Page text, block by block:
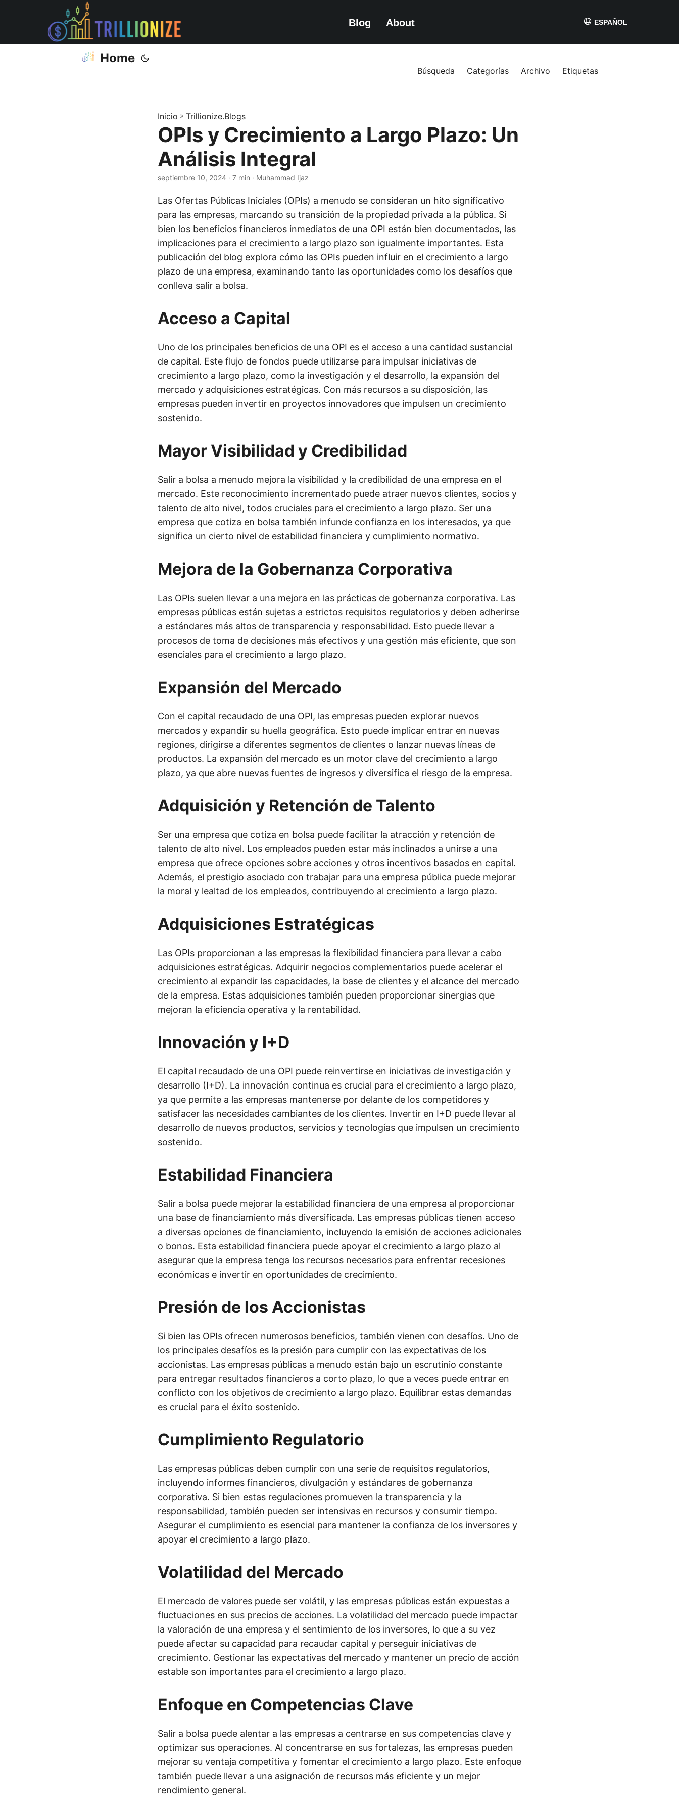
Blog About ESPAÑOL
Home
Búsqueda Categorías Archivo Etiquetas
Inicio » Trillionize.Blogs
OPIs y Crecimiento a Largo Plazo: Un
Análisis Integral
septiembre 10, 2024 · 7 min · Muhammad Ijaz
Las Ofertas Públicas Iniciales (OPIs) a menudo se consideran un hito significativo
para las empresas, marcando su transición de la propiedad privada a la pública. Si
bien los beneficios financieros inmediatos de una OPI están bien documentados, las
implicaciones para el crecimiento a largo plazo son igualmente importantes. Esta
publicación del blog explora cómo las OPIs pueden influir en el crecimiento a largo
plazo de una empresa, examinando tanto las oportunidades como los desafíos que
conlleva salir a bolsa.
Acceso a Capital
Uno de los principales beneficios de una OPI es el acceso a una cantidad sustancial
de capital. Este flujo de fondos puede utilizarse para impulsar iniciativas de
crecimiento a largo plazo, como la investigación y el desarrollo, la expansión del
mercado y adquisiciones estratégicas. Con más recursos a su disposición, las
empresas pueden invertir en proyectos innovadores que impulsen un crecimiento
sostenido.
Mayor Visibilidad y Credibilidad
Salir a bolsa a menudo mejora la visibilidad y la credibilidad de una empresa en el
mercado. Este reconocimiento incrementado puede atraer nuevos clientes, socios y
talento de alto nivel, todos cruciales para el crecimiento a largo plazo. Ser una
empresa que cotiza en bolsa también infunde confianza en los interesados, ya que
significa un cierto nivel de estabilidad financiera y cumplimiento normativo.
Mejora de la Gobernanza Corporativa
Las OPIs suelen llevar a una mejora en las prácticas de gobernanza corporativa. Las
empresas públicas están sujetas a estrictos requisitos regulatorios y deben adherirse
a estándares más altos de transparencia y responsabilidad. Esto puede llevar a
procesos de toma de decisiones más efectivos y una gestión más eficiente, que son
esenciales para el crecimiento a largo plazo.
Expansión del Mercado
Con el capital recaudado de una OPI, las empresas pueden explorar nuevos
mercados y expandir su huella geográfica. Esto puede implicar entrar en nuevas
regiones, dirigirse a diferentes segmentos de clientes o lanzar nuevas líneas de
productos. La expansión del mercado es un motor clave del crecimiento a largo
plazo, ya que abre nuevas fuentes de ingresos y diversifica el riesgo de la empresa.
Adquisición y Retención de Talento
Ser una empresa que cotiza en bolsa puede facilitar la atracción y retención de
talento de alto nivel. Los empleados pueden estar más inclinados a unirse a una
empresa que ofrece opciones sobre acciones y otros incentivos basados en capital.
Además, el prestigio asociado con trabajar para una empresa pública puede mejorar
la moral y lealtad de los empleados, contribuyendo al crecimiento a largo plazo.
Adquisiciones Estratégicas
Las OPIs proporcionan a las empresas la flexibilidad financiera para llevar a cabo
adquisiciones estratégicas. Adquirir negocios complementarios puede acelerar el
crecimiento al expandir las capacidades, la base de clientes y el alcance del mercado
de la empresa. Estas adquisiciones también pueden proporcionar sinergias que
mejoran la eficiencia operativa y la rentabilidad.
Innovación y I+D
El capital recaudado de una OPI puede reinvertirse en iniciativas de investigación y
desarrollo (I+D). La innovación continua es crucial para el crecimiento a largo plazo,
ya que permite a las empresas mantenerse por delante de los competidores y
satisfacer las necesidades cambiantes de los clientes. Invertir en I+D puede llevar al
desarrollo de nuevos productos, servicios y tecnologías que impulsen un crecimiento
sostenido.
Estabilidad Financiera
Salir a bolsa puede mejorar la estabilidad financiera de una empresa al proporcionar
una base de financiamiento más diversificada. Las empresas públicas tienen acceso
a diversas opciones de financiamiento, incluyendo la emisión de acciones adicionales
o bonos. Esta estabilidad financiera puede apoyar el crecimiento a largo plazo al
asegurar que la empresa tenga los recursos necesarios para enfrentar recesiones
económicas e invertir en oportunidades de crecimiento.
Presión de los Accionistas
Si bien las OPIs ofrecen numerosos beneficios, también vienen con desafíos. Uno de
los principales desafíos es la presión para cumplir con las expectativas de los
accionistas. Las empresas públicas a menudo están bajo un escrutinio constante
para entregar resultados financieros a corto plazo, lo que a veces puede entrar en
conflicto con los objetivos de crecimiento a largo plazo. Equilibrar estas demandas
es crucial para el éxito sostenido.
Cumplimiento Regulatorio
Las empresas públicas deben cumplir con una serie de requisitos regulatorios,
incluyendo informes financieros, divulgación y estándares de gobernanza
corporativa. Si bien estas regulaciones promueven la transparencia y la
responsabilidad, también pueden ser intensivas en recursos y consumir tiempo.
Asegurar el cumplimiento es esencial para mantener la confianza de los inversores y
apoyar el crecimiento a largo plazo.
Volatilidad del Mercado
El mercado de valores puede ser volátil, y las empresas públicas están expuestas a
fluctuaciones en sus precios de acciones. La volatilidad del mercado puede impactar
la valoración de una empresa y el sentimiento de los inversores, lo que a su vez
puede afectar su capacidad para recaudar capital y perseguir iniciativas de
crecimiento. Gestionar las expectativas del mercado y mantener un precio de acción
estable son importantes para el crecimiento a largo plazo.
Enfoque en Competencias Clave
Salir a bolsa puede alentar a las empresas a centrarse en sus competencias clave y
optimizar sus operaciones. Al concentrarse en sus fortalezas, las empresas pueden
mejorar su ventaja competitiva y fomentar el crecimiento a largo plazo. Este enfoque
también puede llevar a una asignación de recursos más eficiente y un mejor
rendimiento general.